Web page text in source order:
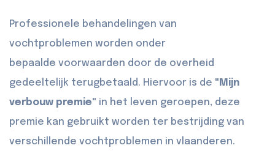
Professionele behandelingen van
vochtproblemen worden onder
bepaalde voorwaarden door de overheid
gedeeltelijk terugbetaald. Hiervoor is de "Mijn
verbouw premie" in het leven geroepen, deze
premie kan gebruikt worden ter bestrijding van
verschillende vochtproblemen in vlaanderen.